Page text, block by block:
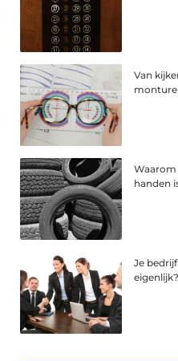
Van
Waarom
handen
Je
eigenlijk?